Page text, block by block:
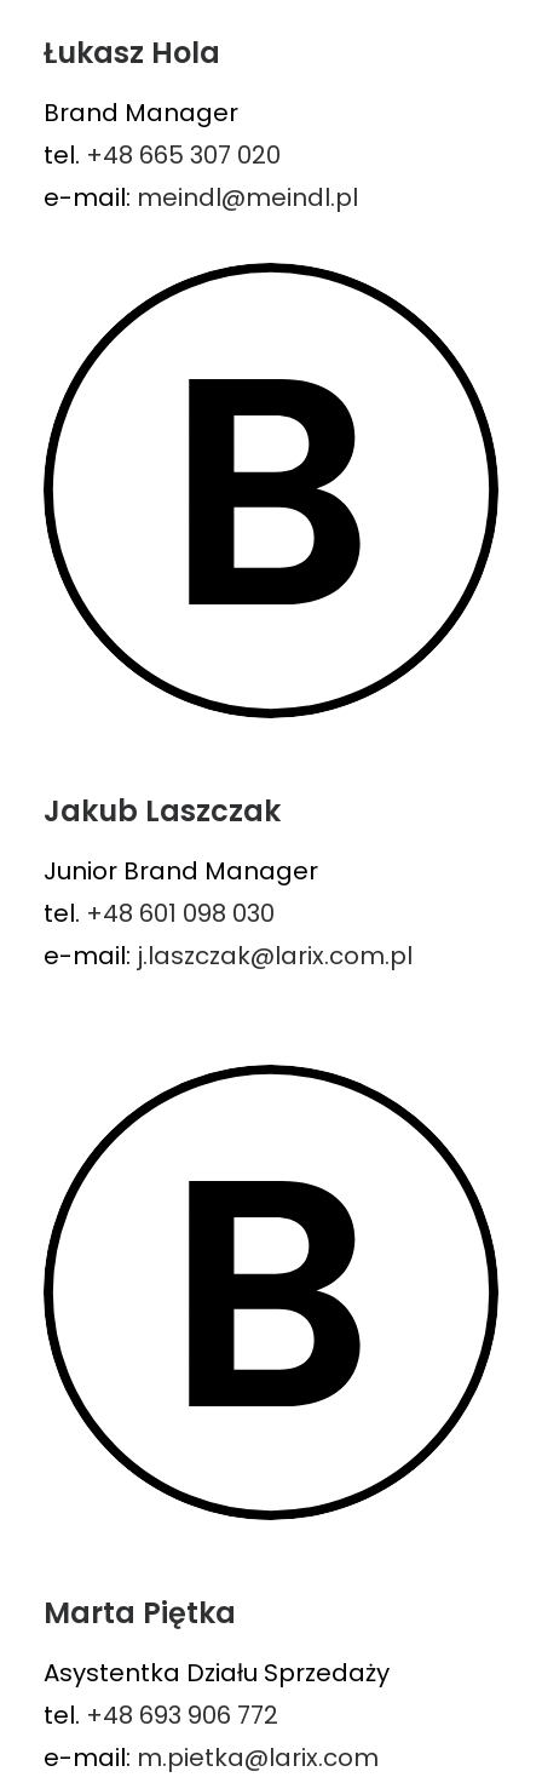
Łukasz Hola
Brand Manager
tel. +48 665 307 020
e-mail: meindl@meindl.pl
Jakub Laszczak
Junior Brand Manager
tel. +48 601 098 030
e-mail: j.laszczak@larix.com.pl
Marta Piętka
Asystentka Działu Sprzedaży
tel. +48 693 906 772
e-mail: m.pietka@larix.com